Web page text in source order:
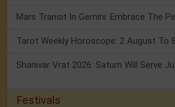
Tarot Weekly Horoscope: 2 August To
Festivals